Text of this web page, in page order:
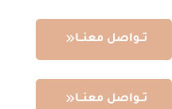
تــواصل معنــا
تــواصل معنــا